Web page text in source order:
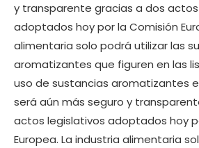
y transparente gracias a dos
adoptados hoy por la Comisión
alimentaria solo podrá utilizar las
aromatizantes que figuren en las
uso de sustancias aromatizantes
será aún más seguro y
actos legislativos adoptados hoy
Europea. La industria alimentaria